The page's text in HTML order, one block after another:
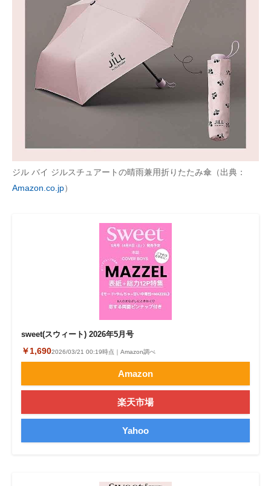
ジル バイ ジルスチュアートの晴雨兼用折りたたみ傘（出典：
Amazon.co.jp）
sweet(スウィート) 2026年5月号
￥1,6902026/03/21 00:19時点｜Amazon調べ
Amazon
楽天市場
Yahoo